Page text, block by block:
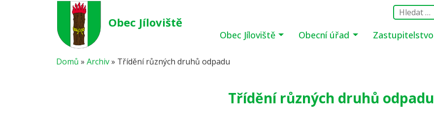
Obec Jíloviště
Obec Jíloviště Obecní úřad Zastupitelstvo
Domů » Archiv» Třídění různých druhů odpadu
Třídění různých druhů odpadu